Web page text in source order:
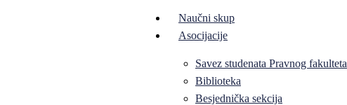
Naučni skup
Asocijacije
Savez studenata Pravnog fakulteta
Biblioteka
Besjednička sekcija